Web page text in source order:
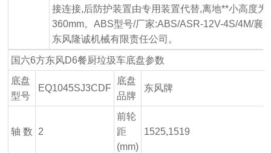
接连接,后防护装置由专用装置代替,离地**小高度为
360mm。ABS型号/厂家:ABS/ASR-12V-4S/4M/襄
东风隆诚机械有限责任公司。
国六6方东风D6餐厨垃圾车底盘参数
底盘
型号
EQ1045SJ3CDF
底盘
品牌
东风牌
轴 数 2
前轮
距
(mm)
1525,1519